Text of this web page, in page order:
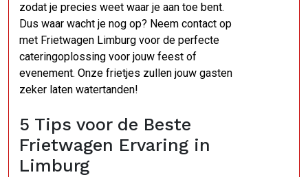
zodat je precies weet waar je aan toe bent.
Dus waar wacht je nog op? Neem contact op
met Frietwagen Limburg voor de perfecte
cateringoplossing voor jouw feest of
evenement. Onze frietjes zullen jouw gasten
zeker laten watertanden!
5 Tips voor de Beste
Frietwagen Ervaring in
Limburg